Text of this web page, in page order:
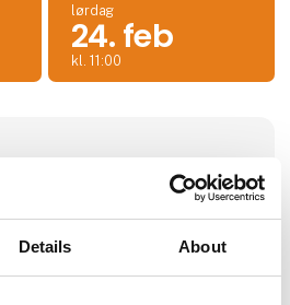
Details About
lørdag
24. feb
kl. 11:00